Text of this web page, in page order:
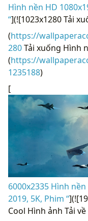
Hình nền HD
“](![1023x1280 Tải
(https://
280Tải xuống Hình
(https://
1235188)
[
6000x2335 Hình
2019, 5K, Phim “
Cool Hình ảnh Tải